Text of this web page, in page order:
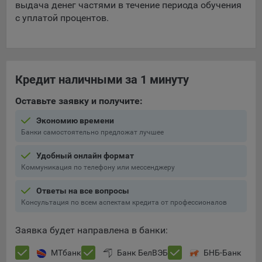
5.4. Создание и предоставление персонализированной
для оставления отзыва либо комментария. Данные файлы
работы сайтов и полноценного использования его
системах. Вместе с тем, пользователь может настроить
браузер, чтобы он блокировал такие файлы сookie или
уведомлял пользователя об их использовании — но в таком
случае некоторые разделы сайта могут не работать).
определяющие имя пользователя. Данные файлы cookie
используются для обеспечения работы некоторых
предпочтений пользователя, в том числе имени
пользователя или выбора языка, и для предотвращения
повторных прохождений опросов пользователями.
выдача денег частями в течение периода обучения
с уплатой процентов.
Кредит наличными за 1 минуту
Оставьте заявку и получите:
Экономию времени
Банки самостоятельно предложат лучшее
Удобный онлайн формат
Коммуникация по телефону или мессенджеру
Ответы на все вопросы
Консультация по всем аспектам кредита от профессионалов
Заявка будет направлена в банки:
МТбанк Банк БелВЭБ БНБ-Банк